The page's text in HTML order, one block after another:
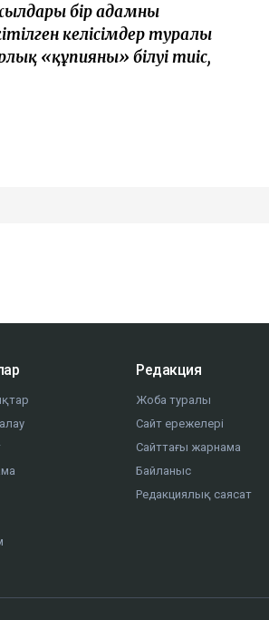
бір адамның
келісімдер туралы
«құпияны» білуі тиіс,
Редакция
Жоба туралы
Сайт ережелері
Сайттағы жарнама
Байланыс
Редакциялық саясат